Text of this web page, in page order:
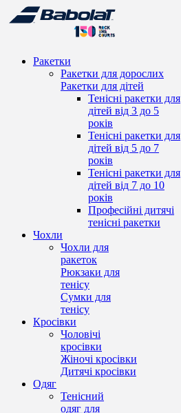
Ракетки
Ракетки для дорослих
Ракетки для дітей
Тенісні ракетки для
дітей від 3 до 5
років
Тенісні ракетки для
дітей від 5 до 7
років
Тенісні ракетки для
дітей від 7 до 10
років
Професійні дитячі
тенісні ракетки
Чохли
Чохли для
ракеток
Рюкзаки для
тенісу
Сумки для
тенісу
Кросівки
Чоловічі
кросівки
Жіночі кросівки
Дитячі кросівки
Одяг
Тенісний
одяг для